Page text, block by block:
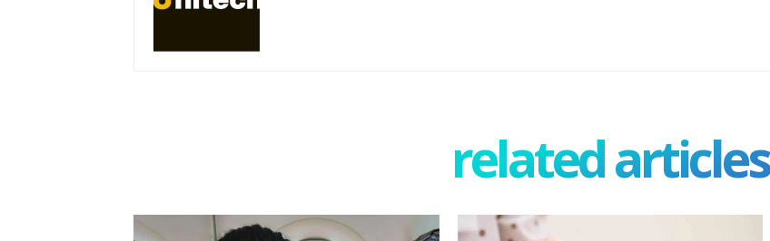
related articles